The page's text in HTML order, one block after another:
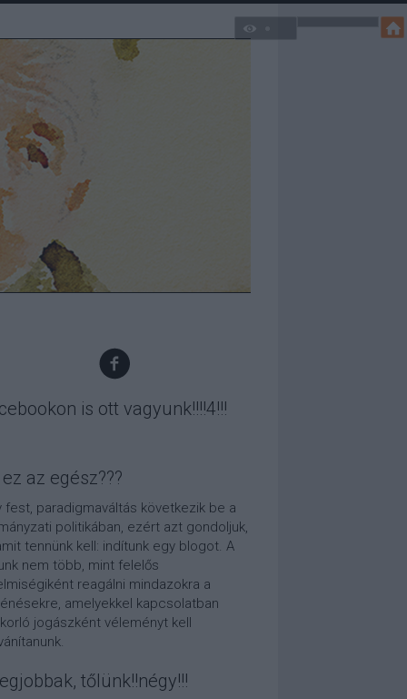
is ott vagyunk!!!!4!!!
az egész???
fest, paradigmaváltás következik be a
politikában, ezért azt gondoljuk,
tennünk kell: indítunk egy blogot. A
nem több, mint felelős
reagálni mindazokra a
amelyekkel kapcsolatban
jogászként véleményt kell
tőlünk!!négy!!!